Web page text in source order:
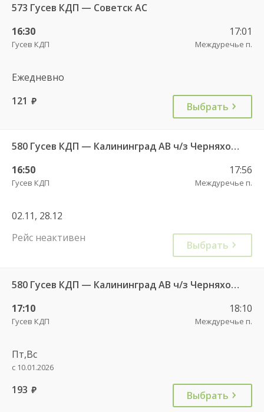
573 Гусев КДП — Советск АС
16:30
Гусев КДП
17:01
Междуречье п.
Ежедневно
121 руб. Выбрать
580 Гусев КДП — Калининград АВ ч/з Черняховск АС
16:50
Гусев КДП
17:56
Междуречье п.
02.11, 28.12
Рейс неактивен
Выбрать
580 Гусев КДП — Калининград АВ ч/з Черняховск АС
17:10
Гусев КДП
18:10
Междуречье п.
Пт,Вс
с 10.01.2026
193 руб. Выбрать